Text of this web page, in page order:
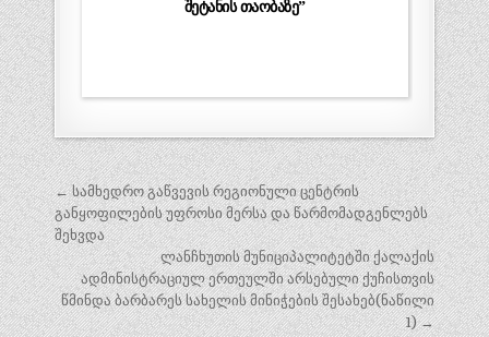
შეტანის თაობაზე”
პოსტის
ნავიგაცია
← სამხედრო გაწვევის რეგიონული ცენტრის
განყოფილების უფროსი მერსა და წარმომადგენლებს
შეხვდა
ლანჩხუთის მუნიციპალიტეტში ქალაქის
ადმინისტრაციულ ერთეულში არსებული ქუჩისთვის
წმინდა ბარბარეს სახელის მინიჭების შესახებ(ნაწილი
1) →